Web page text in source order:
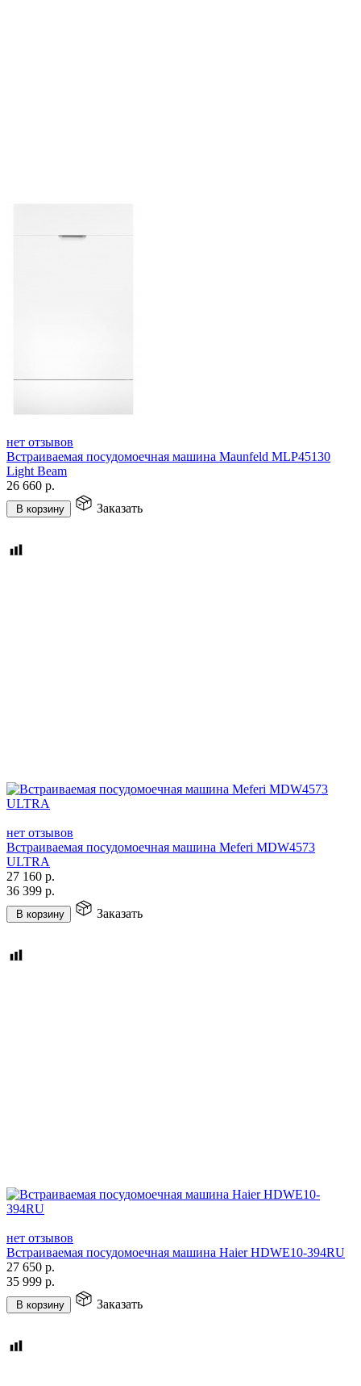
нет отзывов
Встраиваемая посудомоечная машина Maunfeld MLP45130
Light Beam
26 660 р.
В корзину Заказать
нет отзывов
Встраиваемая посудомоечная машина Meferi MDW4573
ULTRA
27 160 р.
36 399 р.
В корзину Заказать
нет отзывов
Встраиваемая посудомоечная машина Haier HDWE10-394RU
27 650 р.
35 999 р.
В корзину Заказать